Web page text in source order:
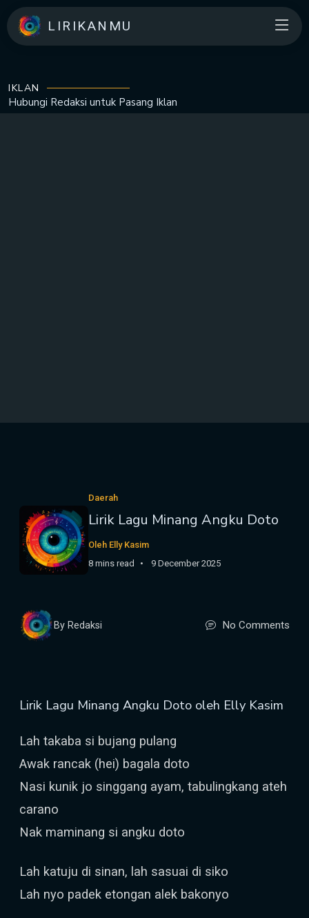
LIRIKANMU
IKLAN
Hubungi Redaksi untuk Pasang Iklan
Daerah
Lirik Lagu Minang Angku Doto
Oleh Elly Kasim
8 mins read
9 December 2025
By Redaksi No Comments
Lirik Lagu Minang Angku Doto oleh Elly Kasim
Lah takaba si bujang pulang
Awak rancak (hei) bagala doto
Nasi kunik jo singgang ayam, tabulingkang ateh
carano
Nak maminang si angku doto
Lah katuju di sinan, lah sasuai di siko
Lah nyo padek etongan alek bakonyo